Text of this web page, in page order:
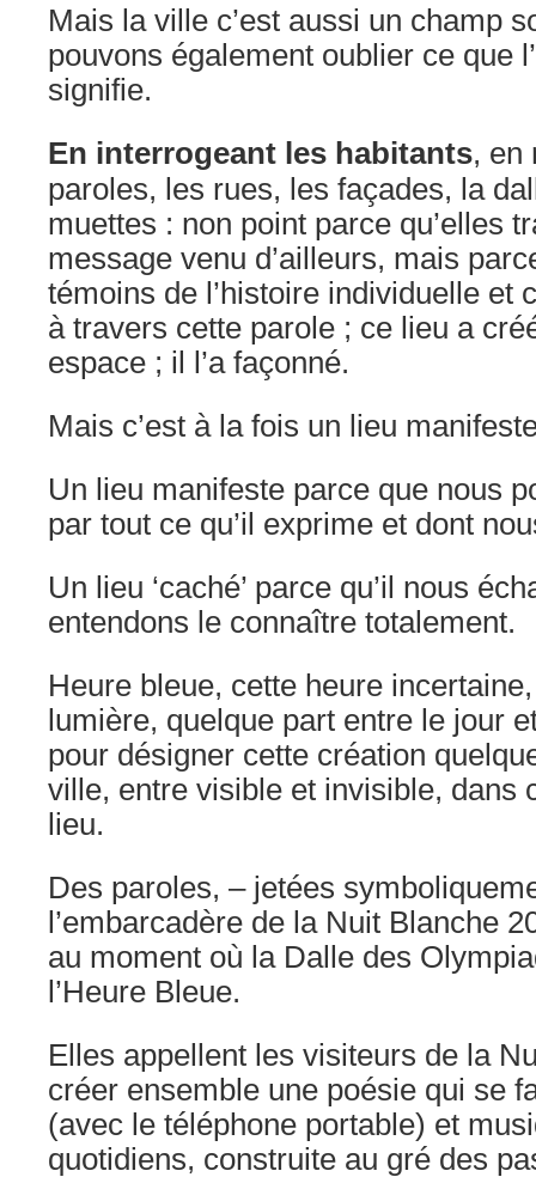
Mais la ville c’est aussi un champ
pouvons également oublier ce que
signifie.
En interrogeant les habitants, en
paroles, les rues, les façades, la
muettes : non point parce qu’elles
message venu d’ailleurs, mais
témoins de l’histoire individuelle et
à travers cette parole ; ce lieu a
espace ; il l’a façonné.
Mais c’est à la fois un lieu
Un lieu manifeste parce que nous
par tout ce qu’il exprime et dont
Un lieu ‘caché’ parce qu’il nous
entendons le connaître totalement.
Heure bleue, cette heure
lumière, quelque part entre le jour
pour désigner cette création
ville, entre visible et invisible, dans
lieu.
Des paroles, – jetées
l’embarcadère de la Nuit Blanche
au moment où la Dalle des
l’Heure Bleue.
Elles appellent les visiteurs de la
créer ensemble une poésie qui se
(avec le téléphone portable) et
quotidiens, construite au gré des